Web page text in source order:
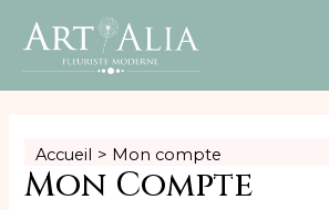
Accueil Mon compte
Mon Compte